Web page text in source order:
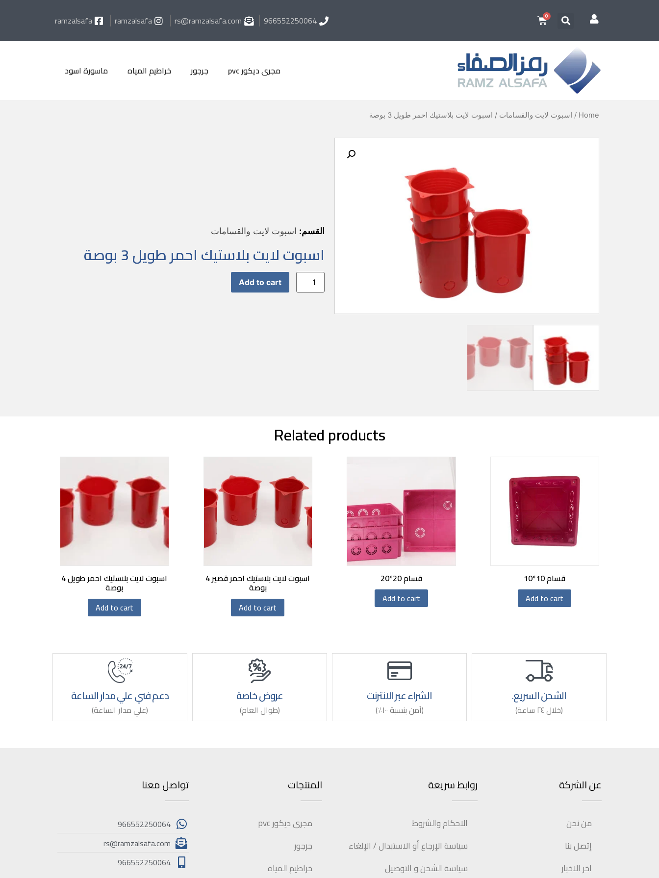
966552250064
rs@ramzalsafa.com
ramzalsafa
ramzalsafa
مجرى ديكور pvc جرجور خراطيم المياه ماسورة اسود
Home
/ اسبوت لايت والقسامات / اسبوت لايت بلاستيك احمر طويل 3 بوصة
القسم: اسبوت لايت والقسامات
اسبوت لايت بلاستيك احمر طويل 3 بوصة
Add to cart
Related products
قسام 10*10
Add to cart
قسام 20*20
Add to cart
اسبوت لايت بلاستيك احمر قصير 4
بوصة
Add to cart
اسبوت لايت بلاستيك احمر طويل 4
بوصة
Add to cart
الشحن السريع.
(خلال ٢٤ ساعة)
الشراء عبر الانترنت
(آمن بنسبة ١٠٠٪)
عروض خاصة
(طوال العام)
دعم فني علي مدار الساعة
(علي مدار الساعة)
عن الشركة
من نحن
إتصل بنا
اخر الاخبار
روابط سريعة
الاحكام والشروط
سياسة الإرجاع أو الاستبدال / الإلغاء
سياسة الشحن و التوصيل
المنتجات
مجرى ديكور pvc
جرجور
خراطيم المياه
تواصل معنا
966552250064
rs@ramzalsafa.com
966552250064